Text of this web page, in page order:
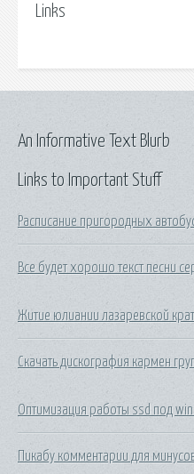
Links
Links to Important Stuff
Расписание пригородных
Все будет хорошо текст песни
Житие юлиании лазаревской
Скачать дискография кармен
Оптимизация работы ssd под
Пикабу комментарии для
An Informative Text Blurb